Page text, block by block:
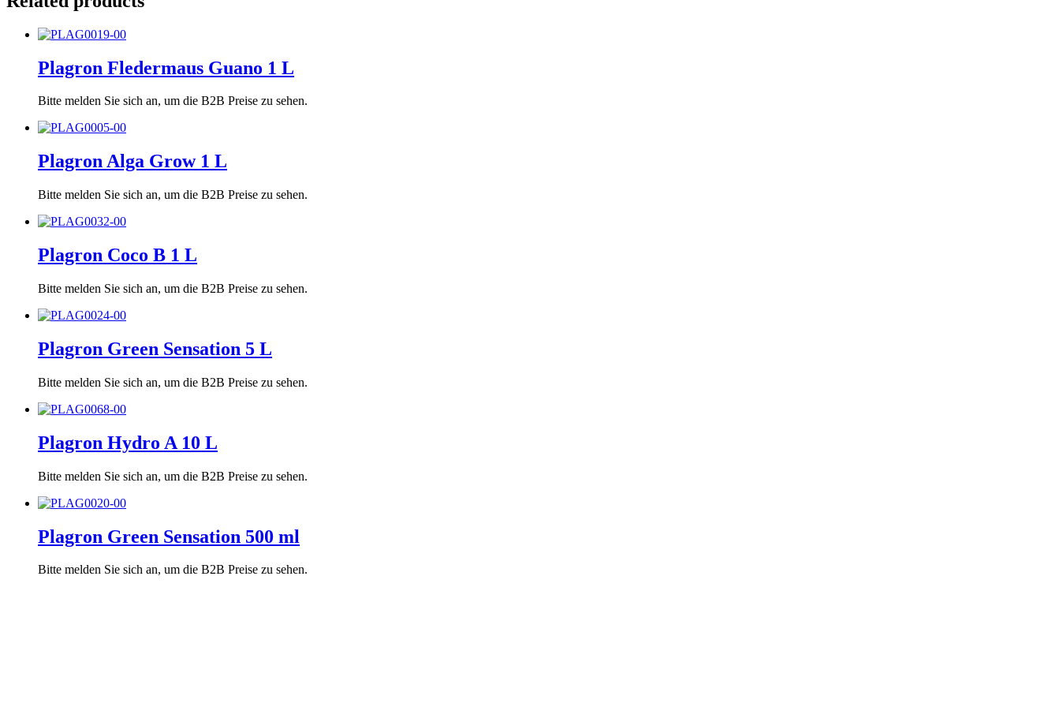
Plagron Fledermaus Guano 1 L
Bitte melden Sie sich an, um die B2B Preise zu sehen.
Plagron Alga Grow 1 L
Bitte melden Sie sich an, um die B2B Preise zu sehen.
Plagron Coco B 1 L
Bitte melden Sie sich an, um die B2B Preise zu sehen.
Plagron Green Sensation 5 L
Bitte melden Sie sich an, um die B2B Preise zu sehen.
Plagron Hydro A 10 L
Bitte melden Sie sich an, um die B2B Preise zu sehen.
Plagron Green Sensation 500 ml
Bitte melden Sie sich an, um die B2B Preise zu sehen.